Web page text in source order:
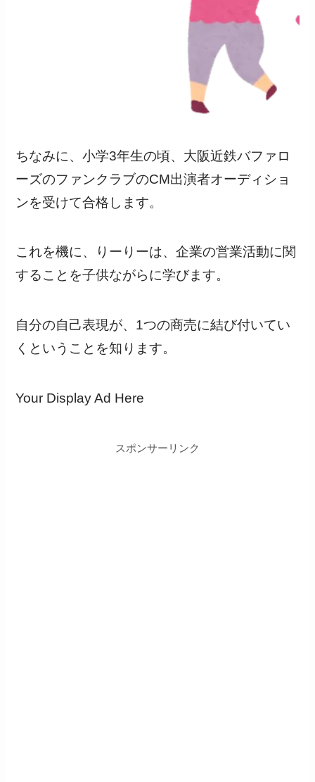
ちなみに、小学3年生の頃、大阪近鉄バファロ
ーズのファンクラブのCM出演者オーディショ
ンを受けて合格します。
これを機に、りーりーは、企業の営業活動に関
することを子供ながらに学びます。
自分の自己表現が、1つの商売に結び付いてい
くということを知ります。
Your Display Ad Here
スポンサーリンク